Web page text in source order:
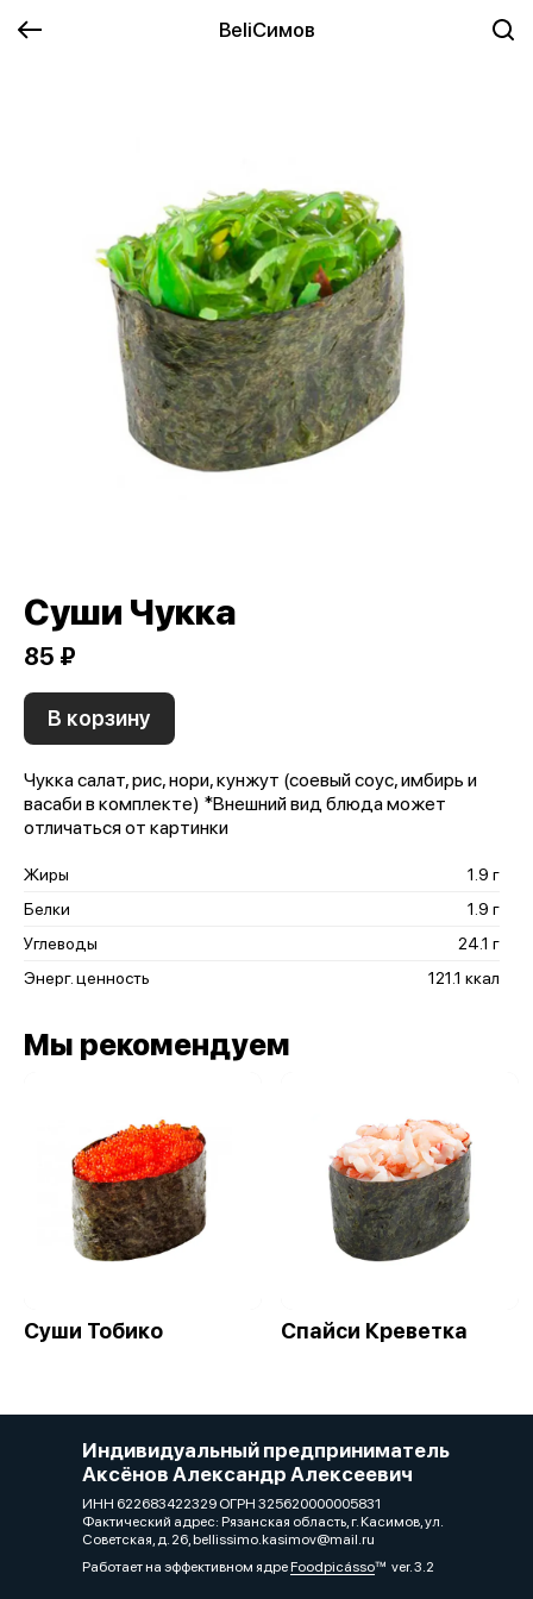
BeliСимов
Суши Чукка
85 ₽
В корзину
Чукка салат, рис, нори, кунжут (соевый соус, имбирь и
васаби в комплекте) *Внешний вид блюда может
отличаться от картинки
Жиры
1.9 г
Белки
1.9 г
Углеводы
24.1 г
Энерг. ценность
121.1 ккал
Мы рекомендуем
Суши Тобико Спайси Креветка
Индивидуальный предприниматель
Аксёнов Александр Алексеевич
ИНН 622683422329 ОГРН 325620000005831
Фактический адрес: Рязанская область, г. Касимов, ул.
Советская, д. 26, bellissimo.kasimov@mail.ru
Работает на эффективном ядреFoodpicássover. 3.2